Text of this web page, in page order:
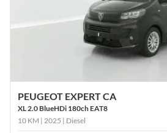
PEUGEOT EXPERT CA
XL 2.0 BlueHDi 180ch EAT8
10 KM | 2025 | Diesel